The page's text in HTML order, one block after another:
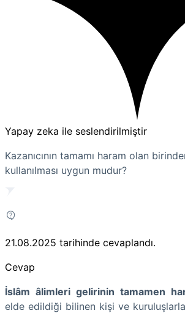
Yapay zeka ile seslendirilmiştir
Kazanıcının tamamı haram olan
kullanılması uygun mudur?
21.08.2025 tarihinde cevaplandı.
Cevap
İslâm âlimleri gelirinin tamamen
elde edildiği bilinen kişi ve